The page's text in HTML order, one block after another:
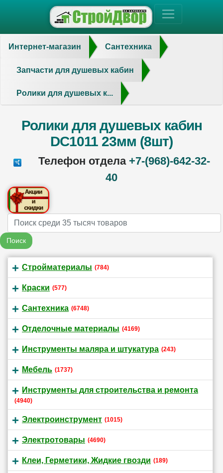
Интернет-магазин Сантехника
Запчасти для душевых кабин
Ролики для душевых к...
Ролики для душевых кабин
DC1011 23мм (8шт)
Телефон отдела +7-(968)-642-32-
40
Name
Поиск
Стройматериалы (784)
Краски (577)
Сантехника (6748)
Отделочные материалы (4169)
Инструменты маляра и штукатура (243)
Мебель (1737)
Инструменты для строительства и ремонта
(4940)
Электроинструмент (1015)
Электротовары (4690)
Клеи, Герметики, Жидкие гвозди (189)